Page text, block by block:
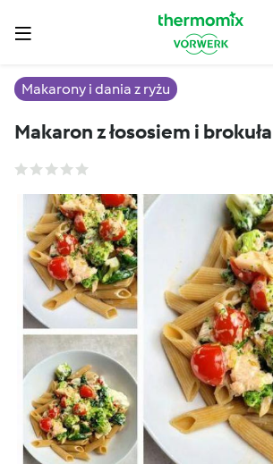
Makarony i dania z ryżu
Makaron z łososiem i